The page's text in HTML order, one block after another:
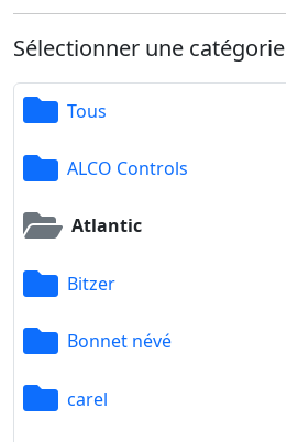
Sélectionner une catégorie
Tous
ALCO Controls
Atlantic
Bitzer
Bonnet névé
carel